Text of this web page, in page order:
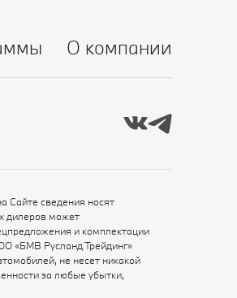
О компании
Сайте сведения носят
дилеров может
и комплектации
«БМВ Русланд Трейдинг»
не несет никакой
за любые убытки,